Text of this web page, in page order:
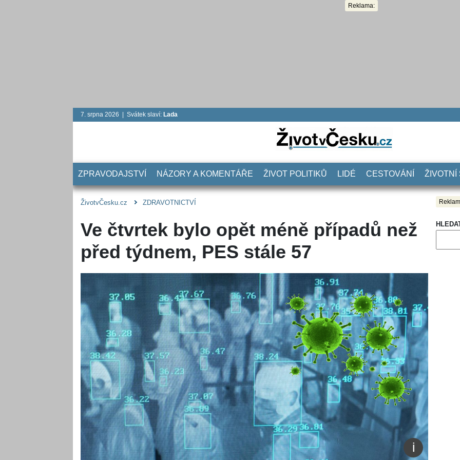
Reklama:
7. srpna 2026 | Svátek slaví: Lada
ZPRAVODAJSTVÍ NÁZORY A KOMENTÁŘE ŽIVOT POLITIKŮ LIDÉ CESTOVÁNÍ ŽIVOTNÍ
ŽivotvČesku.cz ZDRAVOTNICTVÍ
Ve čtvrtek bylo opět méně případů než
před týdnem, PES stále 57